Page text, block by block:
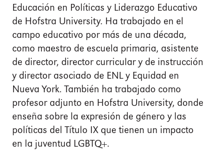
Educación en Políticas y Liderazgo Educativo
de Hofstra University. Ha trabajado en el
campo educativo por más de una década,
como maestro de escuela primaria, asistente
de director, director curricular y de instrucción
y director asociado de ENL y Equidad en
Nueva York. También ha trabajado como
profesor adjunto en Hofstra University, donde
enseña sobre la expresión de género y las
políticas del Título IX que tienen un impacto
en la juventud LGBTQ+.